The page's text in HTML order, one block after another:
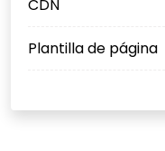
CDN
Plantilla de página